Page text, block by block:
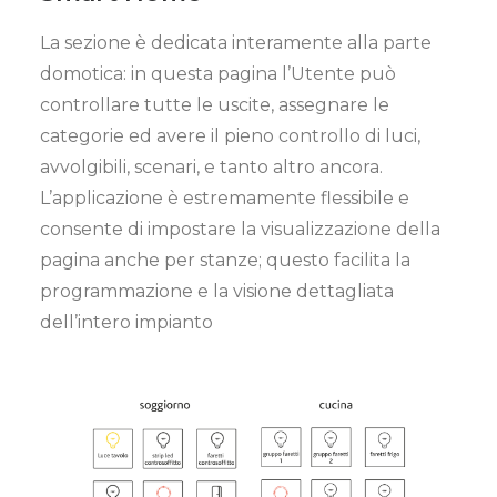
La sezione è dedicata interamente alla parte
domotica: in questa pagina l’Utente può
controllare tutte le uscite, assegnare le
categorie ed avere il pieno controllo di luci,
avvolgibili, scenari, e tanto altro ancora.
L’applicazione è estremamente flessibile e
consente di impostare la visualizzazione della
pagina anche per stanze; questo facilita la
programmazione e la visione dettagliata
dell’intero impianto